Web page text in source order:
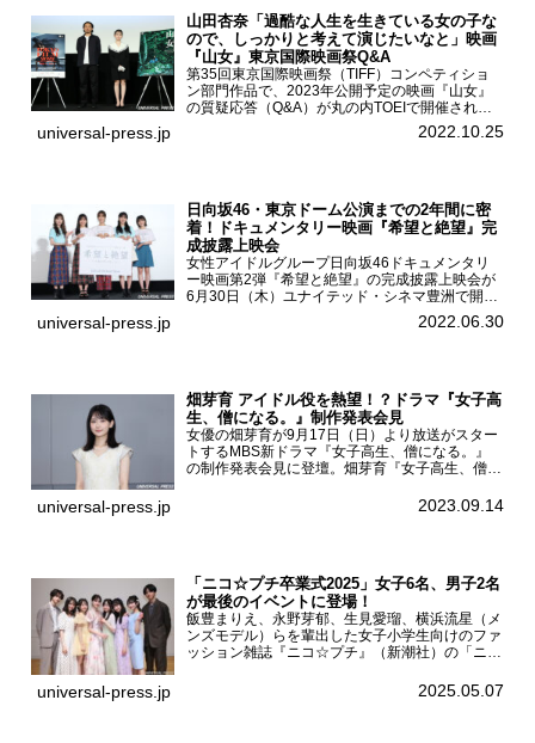
山田杏奈「過酷な人生を生きている女の子な
ので、しっかりと考えて演じたいなと」映画
『山女』東京国際映画祭Q&A
第35回東京国際映画祭（TIFF）コンペティショ
ン部門作品で、2023年公開予定の映画『山女』
の質疑応答（Q&A）が丸の内TOEIで開催され、
主演を務めた女優の山田杏奈、監督の福永壮志が
登壇。本作について語った。映画『山女』第35
universal-press.jp 2022.10.25
日向坂46・東京ドーム公演までの2年間に密
着！ドキュメンタリー映画『希望と絶望』完
成披露上映会
女性アイドルグループ日向坂46ドキュメンタリ
ー映画第2弾『希望と絶望』の完成披露上映会が
6月30日（木）ユナイテッド・シネマ豊洲で開催
され、日向坂46メンバーの加藤史帆、齊藤京
子、佐々木久美、富田鈴花、松田好花の5人が登
universal-press.jp 2022.06.30
畑芽育 アイドル役を熱望！？ドラマ『女子高
生、僧になる。』制作発表会見
女優の畑芽育が9月17日（日）より放送がスター
トするMBS新ドラマ『女子高生、僧になる。』
の制作発表会見に登壇。畑芽育『女子高生、僧に
ーについて「下白石麦は頭にビックリマークと、
universal-press.jp 2023.09.14
「ニコ☆プチ卒業式2025」女子6名、男子2名
が最後のイベントに登場！
飯豊まりえ、永野芽郁、生見愛瑠、横浜流星（メ
ンズモデル）らを輩出した女子小学生向けのファ
ッション雑誌『ニコ☆プチ』（新潮社）の「ニコ
モード学園コクーンタワーで開催され、卒業モデ
universal-press.jp 2025.05.07